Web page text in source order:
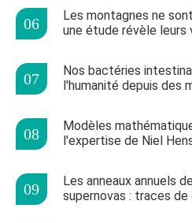
Les montagnes ne
une étude révèle leurs
Nos bactéries
l'humanité depuis des
Modèles
l'expertise de Niel
Les anneaux annuels
supernovas : traces